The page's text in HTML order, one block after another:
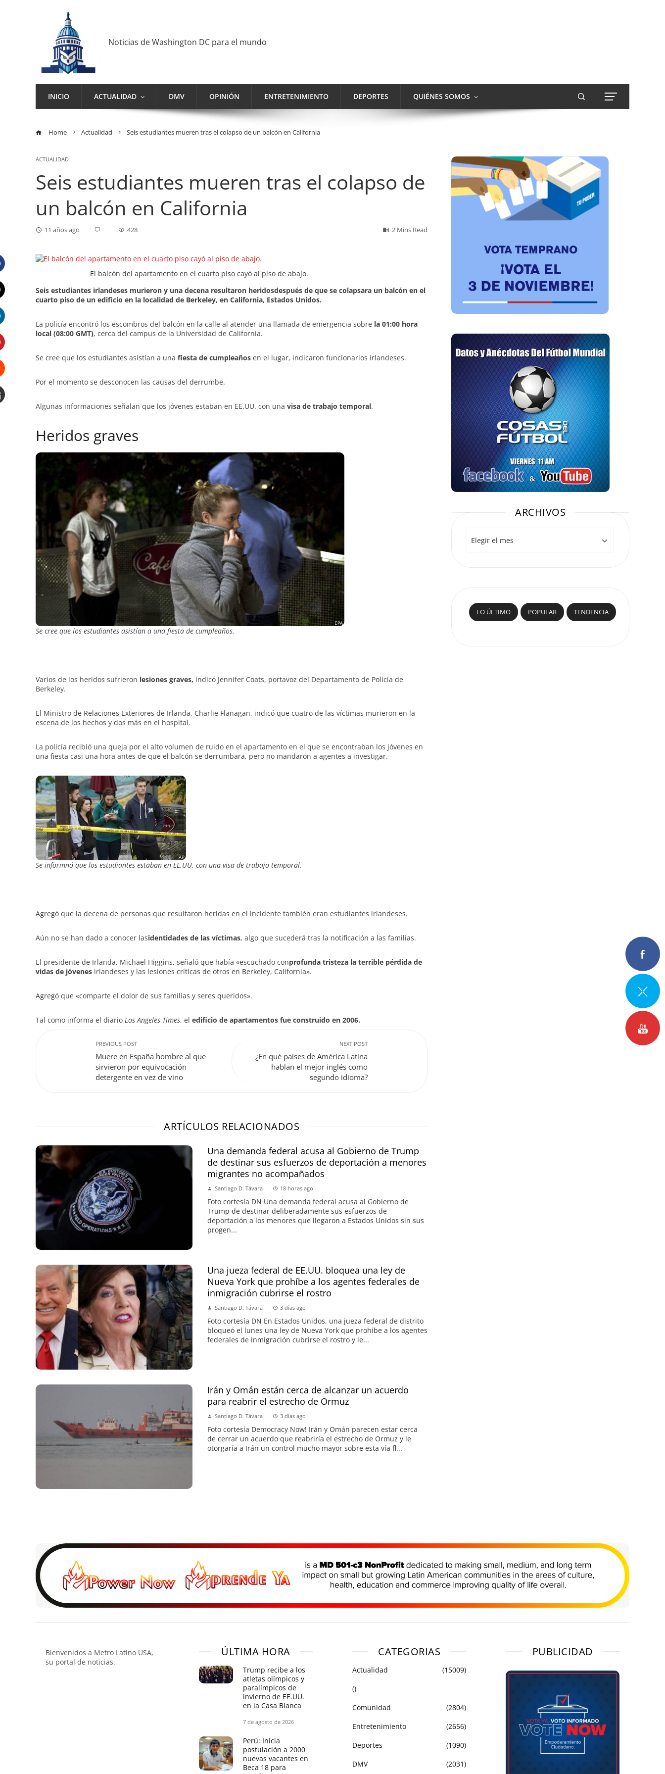
Noticias de Washington DC para el mundo
INICIO ACTUALIDAD DMV OPINIÓN ENTRETENIMIENTO DEPORTES QUIÉNES SOMOS
Home Actualidad Seis estudiantes mueren tras el colapso de un balcón en California
ACTUALIDAD
Seis estudiantes mueren tras el colapso de
un balcón en California
11 años ago 428 2 Mins Read
El balcón del apartamento en el cuarto piso cayó al piso de abajo.
Seis estudiantes irlandeses murieron y una decena resultaron heridosdespués de que se colapsara un balcón en el
cuarto piso de un edificio en la localidad de Berkeley, en California, Estados Unidos.
La policía encontró los escombros del balcón en la calle al atender una llamada de emergencia sobre la 01:00 hora
local (08:00 GMT), cerca del campus de la Universidad de California.
Se cree que los estudiantes asistían a una fiesta de cumpleaños en el lugar, indicaron funcionarios irlandeses.
Por el momento se desconocen las causas del derrumbe.
Algunas informaciones señalan que los jóvenes estaban en EE.UU. con una visa de trabajo temporal.
Heridos graves
Se cree que los estudiantes asistían a una fiesta de cumpleaños.
Varios de los heridos sufrieron lesiones graves, indicó Jennifer Coats, portavoz del Departamento de Policía de
Berkeley.
El Ministro de Relaciones Exteriores de Irlanda, Charlie Flanagan, indicó que cuatro de las víctimas murieron en la
escena de los hechos y dos más en el hospital.
La policía recibió una queja por el alto volumen de ruido en el apartamento en el que se encontraban los jóvenes en
una fiesta casi una hora antes de que el balcón se derrumbara, pero no mandaron a agentes a investigar.
Se informnó que los estudiantes estaban en EE.UU. con una visa de trabajo temporal.
Agregó que la decena de personas que resultaron heridas en el incidente también eran estudiantes irlandeses.
Aún no se han dado a conocer lasidentidades de las víctimas, algo que sucederá tras la notificación a las familias.
El presidente de Irlanda, Michael Higgins, señaló que había «escuchado conprofunda tristeza la terrible pérdida de
vidas de jóvenes irlandeses y las lesiones críticas de otros en Berkeley, California».
Agregó que «comparte el dolor de sus familias y seres queridos».
Tal como informa el diario Los Angeles Times, el edificio de apartamentos fue construido en 2006.
PREVIOUS POST
Muere en España hombre al que
sirvieron por equivocación
detergente en vez de vino
NEXT POST
¿En qué países de América Latina
hablan el mejor inglés como
segundo idioma?
ARTÍCULOS RELACIONADOS
Una demanda federal acusa al Gobierno de Trump
de destinar sus esfuerzos de deportación a menores
migrantes no acompañados
Santiago D. Távara 18 horas ago
Foto cortesía DN Una demanda federal acusa al Gobierno de
Trump de destinar deliberadamente sus esfuerzos de
deportación a los menores que llegaron a Estados Unidos sin sus
progen...
Una jueza federal de EE.UU. bloquea una ley de
Nueva York que prohíbe a los agentes federales de
inmigración cubrirse el rostro
Santiago D. Távara 3 días ago
Foto cortesía DN En Estados Unidos, una jueza federal de distrito
bloqueó el lunes una ley de Nueva York que prohíbe a los agentes
federales de inmigración cubrirse el rostro y le...
Irán y Omán están cerca de alcanzar un acuerdo
para reabrir el estrecho de Ormuz
Santiago D. Távara 3 días ago
Foto cortesía Democracy Now! Irán y Omán parecen estar cerca
de cerrar un acuerdo que reabriría el estrecho de Ormuz y le
otorgaría a Irán un control mucho mayor sobre esta vía fl...
ARCHIVOS
LO ÚLTIMO POPULAR TENDENCIA
Bienvenidos a Metro Latino USA,
su portal de noticias.
ÚLTIMA HORA
Trump recibe a los
atletas olímpicos y
paralímpicos de
invierno de EE.UU.
en la Casa Blanca
7 de agosto de 2026
Perú: Inicia
postulación a 2000
nuevas vacantes en
Beca 18 para
CATEGORIAS
Actualidad
(15009)
()
Comunidad
(2804)
Entretenimiento
(2656)
Deportes
(1090)
DMV
(2031)
PUBLICIDAD